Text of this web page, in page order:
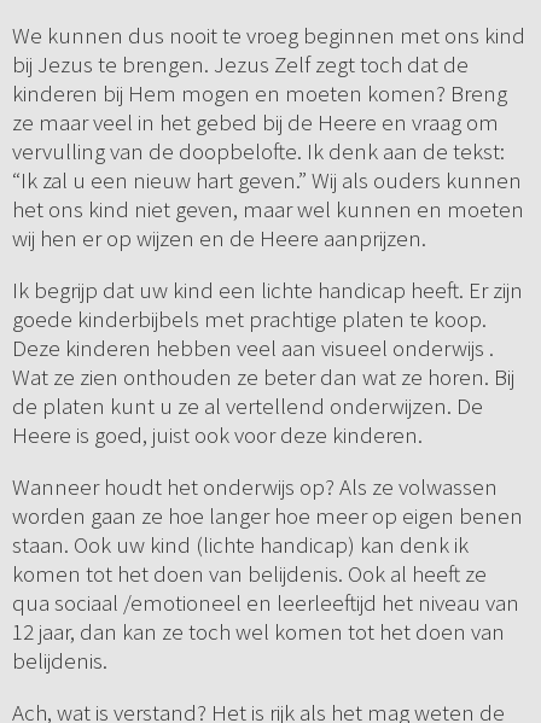
We kunnen dus nooit te vroeg beginnen met ons kind
bij Jezus te brengen. Jezus Zelf zegt toch dat de
kinderen bij Hem mogen en moeten komen? Breng
ze maar veel in het gebed bij de Heere en vraag om
vervulling van de doopbelofte. Ik denk aan de tekst:
“Ik zal u een nieuw hart geven.” Wij als ouders kunnen
het ons kind niet geven, maar wel kunnen en moeten
wij hen er op wijzen en de Heere aanprijzen.
Ik begrijp dat uw kind een lichte handicap heeft. Er zijn
goede kinderbijbels met prachtige platen te koop.
Deze kinderen hebben veel aan visueel onderwijs .
Wat ze zien onthouden ze beter dan wat ze horen. Bij
de platen kunt u ze al vertellend onderwijzen. De
Heere is goed, juist ook voor deze kinderen.
Wanneer houdt het onderwijs op? Als ze volwassen
worden gaan ze hoe langer hoe meer op eigen benen
staan. Ook uw kind (lichte handicap) kan denk ik
komen tot het doen van belijdenis. Ook al heeft ze
qua sociaal /emotioneel en leerleeftijd het niveau van
12 jaar, dan kan ze toch wel komen tot het doen van
belijdenis.
Ach, wat is verstand? Het is rijk als het mag weten de